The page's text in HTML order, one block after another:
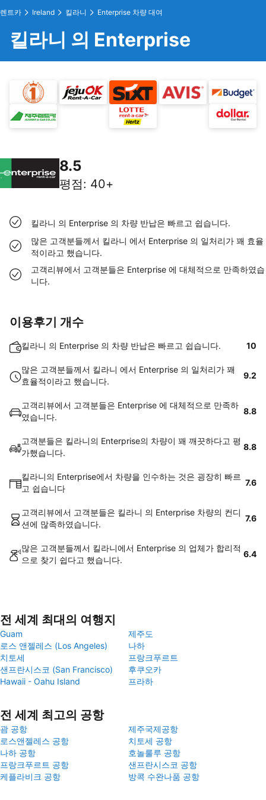
렌트카 Ireland 킬라니 Enterprise 차량 대여
킬라니 의 Enterprise
8.5
평점: 40+
킬라니 의 Enterprise 의 차량 반납은 빠르고 쉽습니다.
많은 고객분들께서 킬라니 에서 Enterprise 의 일처리가 꽤 효율
적이라고 했습니다.
고객리뷰에서 고객분들은 Enterprise 에 대체적으로 만족하였습
니다.
이용후기 개수
킬라니 의 Enterprise 의 차량 반납은 빠르고 쉽습니다. 10
많은 고객분들께서 킬라니 에서 Enterprise 의 일처리가 꽤
효율적이라고 했습니다.
9.2
고객리뷰에서 고객분들은 Enterprise 에 대체적으로 만족하
였습니다.
8.8
고객분들은 킬라니의 Enterprise의 차량이 꽤 깨끗하다고 평
가했습니다.
8.8
킬라니의 Enterprise에서 차량을 인수하는 것은 굉장히 빠르
고 쉽습니다
7.6
고객리뷰에서 고객분들은 킬라니 의 Enterprise 차량의 컨디
션에 많족하였습니다.
7.6
많은 고객분들께서 킬라니에서 Enterprise 의 업체가 합리적
으로 찾기 쉽다고 했습니다.
6.4
전 세계 최대의 여행지
Guam
제주도
로스 앤젤레스 (Los Angeles)
나하
치토세
프랑크푸르트
샌프란시스코 (San Francisco)
후쿠오카
Hawaii - Oahu Island
프라하
전 세계 최고의 공항
괌 공항
제주국제공항
로스앤젤레스 공항
치토세 공항
나하 공항
호놀룰루 공항
프랑크푸르트 공항
샌프란시스코 공항
케플라비크 공항
방콕 수완나품 공항